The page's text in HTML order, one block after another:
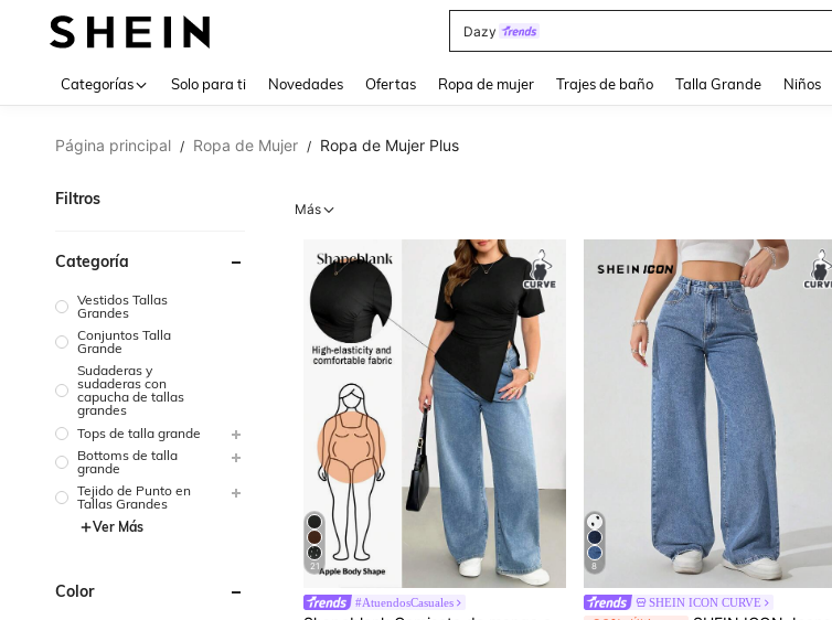
Dazy
Categorías Solo para ti Novedades Ofertas Ropa de mujer Trajes de baño Talla Grande Niños
Página principal / Ropa de Mujer / Ropa de Mujer Plus
Filtros
Categoría
Vestidos Tallas
Grandes
Conjuntos Talla
Grande
Sudaderas y
sudaderas con
capucha de tallas
grandes
Tops de talla grande
Bottoms de talla
grande
Tejido de Punto en
Tallas Grandes
Ver Más
Color
Más
21
#AtuendosCasuales
8
SHEIN ICON CURVE